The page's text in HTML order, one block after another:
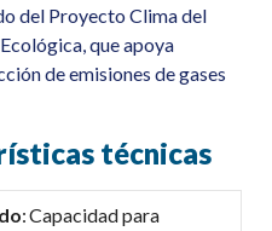
del Proyecto Clima del
que apoya
de emisiones de gases
técnicas
:Capacidad para